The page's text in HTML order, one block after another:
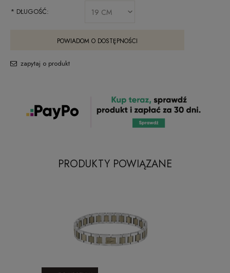
* DŁUGOŚĆ:
POWIADOM O DOSTĘPNOŚCI
zapytaj o produkt
PRODUKTY POWIĄZANE